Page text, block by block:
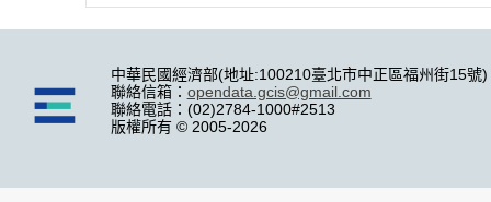
中華民國經濟部(地址:100210臺北市中正區福州街15號)
聯絡信箱： opendata.gcis@gmail.com
聯絡電話：(02)2784-1000#2513
版權所有 © 2005-2026